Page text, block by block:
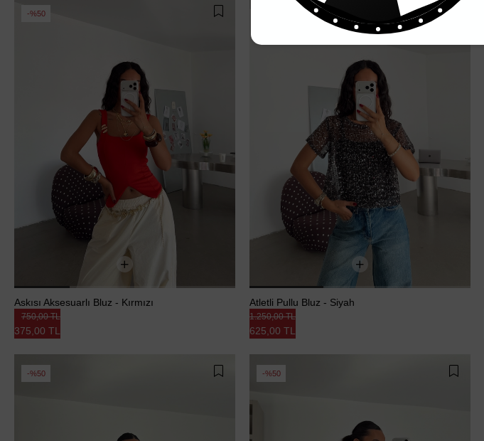
%50
Askısı Aksesuarlı Bluz - Kırmızı
375,00 TL
750,00 TL
Atletli Pullu Bluz - Siyah
625,00 TL
1.250,00 TL
%50 %50